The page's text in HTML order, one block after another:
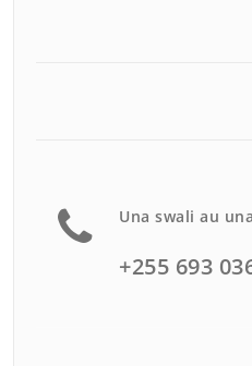
Una swali au
+255 693